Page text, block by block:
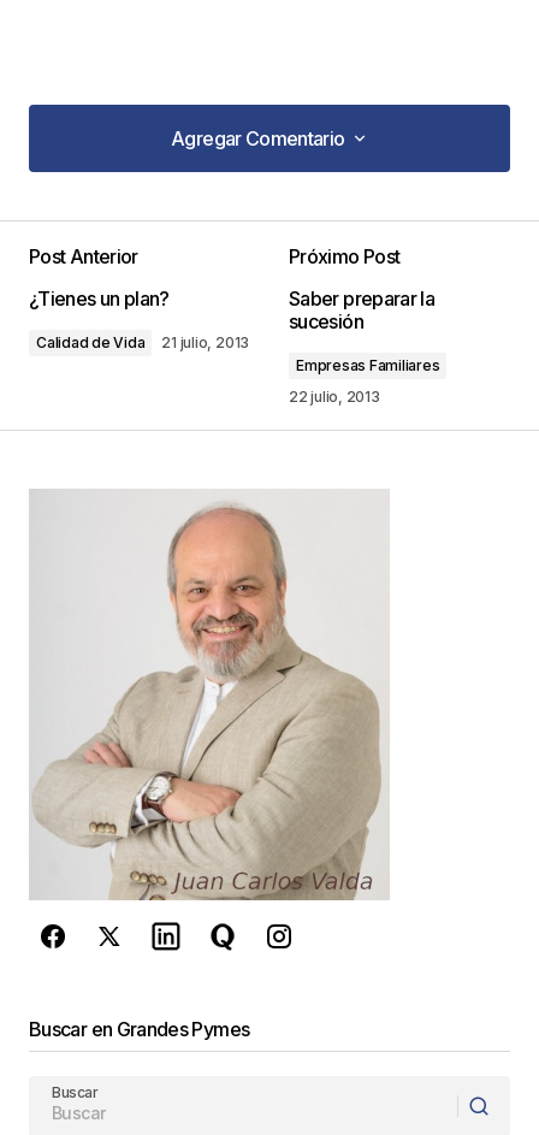
Agregar Comentario
Agregar Comentario
publicada. Los campos obligatorios están
*
Guarda mi nombre, correo electrónico y web en
este navegador para la próxima vez que
comente.
Este sitio esta protegido por
reCAPTCHA y la Política de
privacidad y los Términos del servicio
de Googlese aplican.
Post Anterior
¿Tienes un plan?
Calidad de Vida 21 julio, 2013
Próximo Post
Saber preparar la
sucesión
Empresas Familiares
22 julio, 2013
Buscar en Grandes Pymes
Buscar